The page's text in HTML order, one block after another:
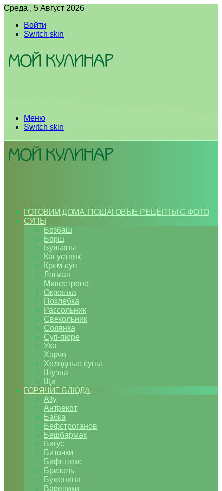
Среда , 5 Август 2026
Войти
Switch skin
Меню
Switch skin
ГОТОВИМ ДОМА. ПОШАГОВЫЕ РЕЦЕПТЫ С ФОТО
СУПЫ
Бозбаш
Борщ
Бульоны
Капустняк
Крем-суп
Лагман
Минестроне
Окрошка
Похлебка
Рассольник
Свекольник
Солянка
Суп-пюре
Уха
Харчо
Холодные супы
Шурпа
Щи
ГОРЯЧИЕ БЛЮДА
Азу
Антрекот
Бабка
Бефстроганов
Бешбармак
Бигус
Биточки
Бифштекс
Бризоль
Буженина
Вареники